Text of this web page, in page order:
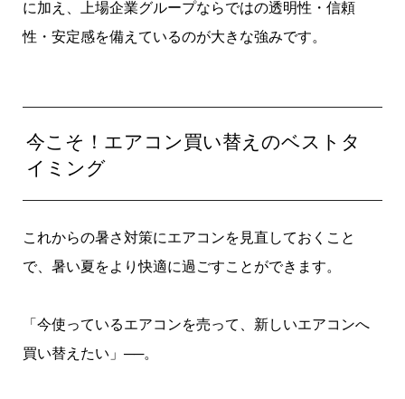
に加え、上場企業グループならではの透明性・信頼
性・安定感を備えているのが大きな強みです。
今こそ！エアコン買い替えのベストタ
イミング
これからの暑さ対策にエアコンを見直しておくこと
で、暑い夏をより快適に過ごすことができます。
「今使っているエアコンを売って、新しいエアコンへ
買い替えたい」──。